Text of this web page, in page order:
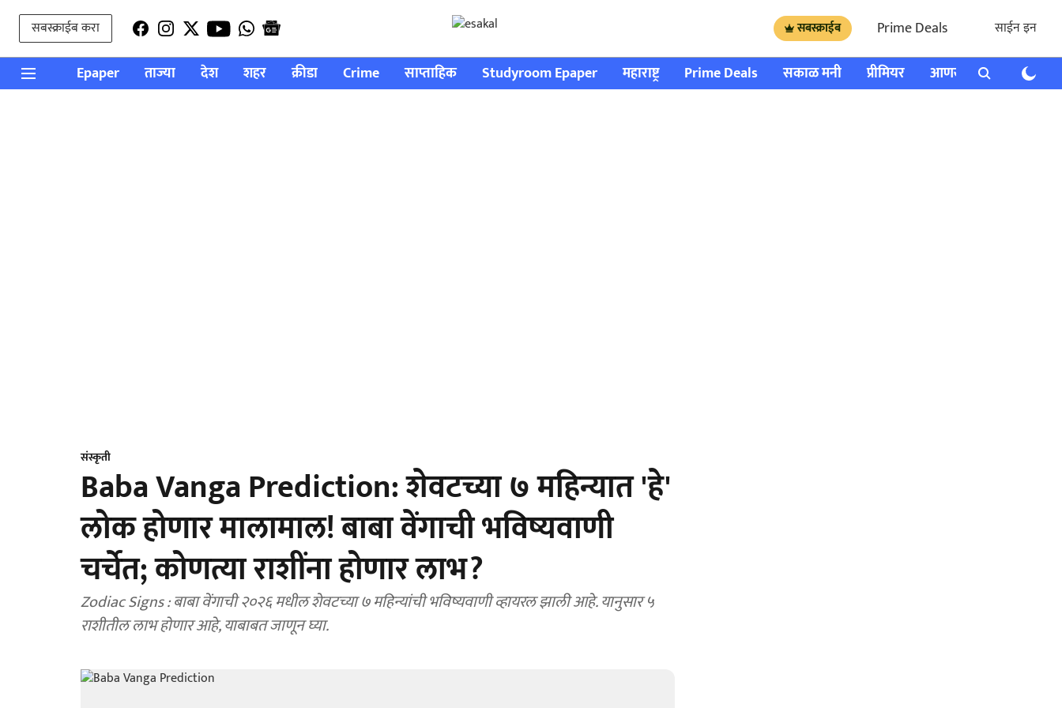
सबस्क्राईब करा सबस्क्राईब Prime Deals साईन इन
Epaper ताज्या देश शहर क्रीडा Crime साप्ताहिक Studyroom Epaper महाराष्ट्र Prime Deals सकाळ मनी प्रीमियर आणखी राशी भविष्य
संस्कृती
Baba Vanga Prediction: शेवटच्या ७ महिन्यात 'हे'
लोक होणार मालामाल! बाबा वेंगाची भविष्यवाणी
चर्चेत; कोणत्या राशींना होणार लाभ?
Zodiac Signs : बाबा वेंगाची २०२६ मधील शेवटच्या ७ महिन्यांची भविष्यवाणी व्हायरल झाली आहे. यानुसार ५
राशीतील लाभ होणार आहे, याबाबत जाणून घ्या.